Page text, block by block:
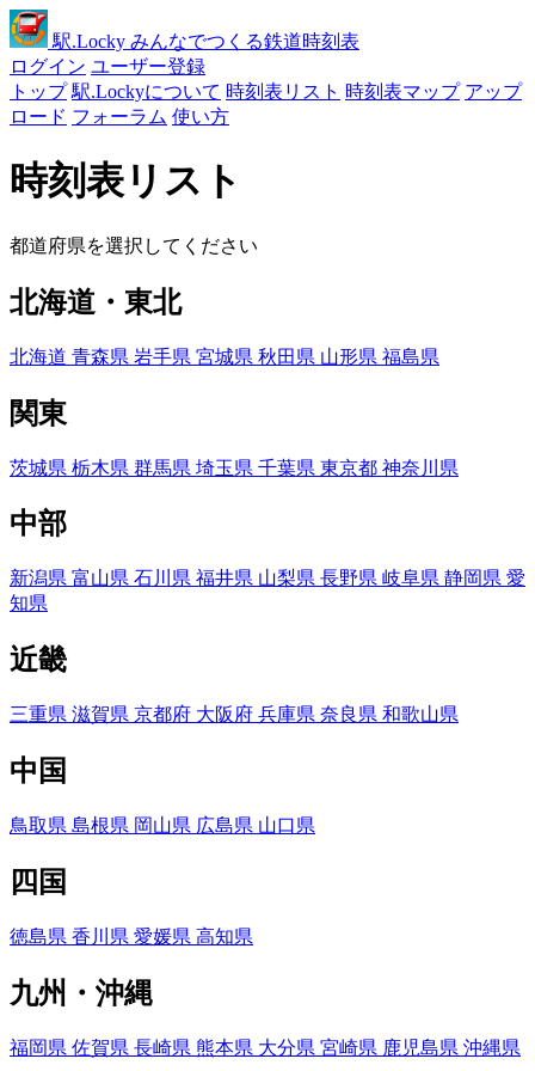
駅.Locky みんなでつくる鉄道時刻表
ログイン ユーザー登録
トップ 駅.Lockyについて 時刻表リスト 時刻表マップ アップ
ロード フォーラム 使い方
時刻表リスト
都道府県を選択してください
北海道・東北
北海道 青森県 岩手県 宮城県 秋田県 山形県 福島県
関東
茨城県 栃木県 群馬県 埼玉県 千葉県 東京都 神奈川県
中部
新潟県 富山県 石川県 福井県 山梨県 長野県 岐阜県 静岡県 愛
知県
近畿
三重県 滋賀県 京都府 大阪府 兵庫県 奈良県 和歌山県
中国
鳥取県 島根県 岡山県 広島県 山口県
四国
徳島県 香川県 愛媛県 高知県
九州・沖縄
福岡県 佐賀県 長崎県 熊本県 大分県 宮崎県 鹿児島県 沖縄県